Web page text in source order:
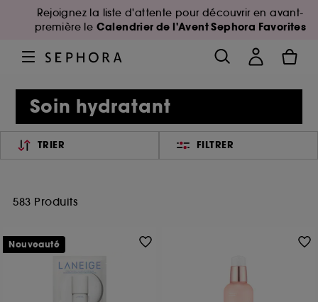
Rejoignez la liste d'attente pour découvrir en avant-
première le Calendrier de l'Avent Sephora Favorites
Soin hydratant
TRIER FILTRER
583 Produits
Nouveauté